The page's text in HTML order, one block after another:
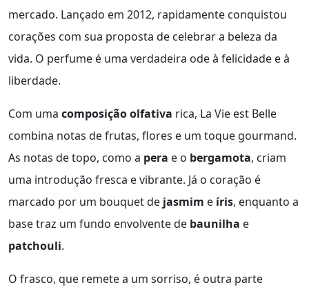
mercado. Lançado em 2012, rapidamente conquistou
corações com sua proposta de celebrar a beleza da
vida. O perfume é uma verdadeira ode à felicidade e à
liberdade.
Com uma composição olfativa rica, La Vie est Belle
combina notas de frutas, flores e um toque gourmand.
As notas de topo, como a pera e o bergamota, criam
uma introdução fresca e vibrante. Já o coração é
marcado por um bouquet de jasmim e íris, enquanto a
base traz um fundo envolvente de baunilha e
patchouli.
O frasco, que remete a um sorriso, é outra parte